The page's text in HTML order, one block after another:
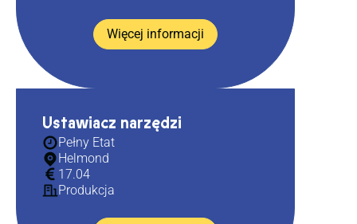
Więcej informacji
Ustawiacz narzędzi
Pełny Etat
Helmond
17.04
Produkcja